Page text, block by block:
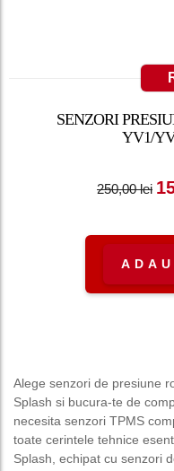
SENZORI
YV1/
250,00lei
Alege senzori de presiune
Splash si bucura-te de
necesita senzori TPMS
toate cerintele tehnice
Splash, echipat cu senzori